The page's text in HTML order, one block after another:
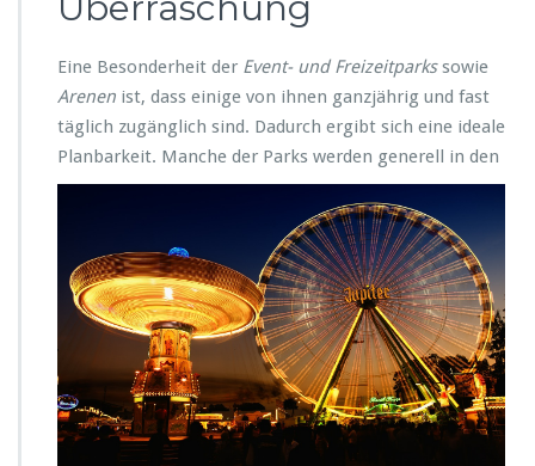
Eine Besonderheit der Event- und Freizeitparkssowie
Arenen ist, dass einige von ihnen ganzjährig und fast
täglich zugänglich sind. Dadurch ergibt sich eine ideale
Planbarkeit. Manche der Parks werden generell in den